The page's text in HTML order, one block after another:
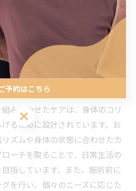
ンテナンスが重要です。
ルに合わせた施術
多忙でストレスフルなものとな
くの整骨院では、そうした日常
られる施術を提供しています。
み合わせたケアは、身体のコリ
るために設計されています。お
ズムや身体の状態に合わせたカ
ーチを取ることで、日常生活の
指しています。また、施術前に
を行い、個々のニーズに応じた
予約はこちら
予約はこちら